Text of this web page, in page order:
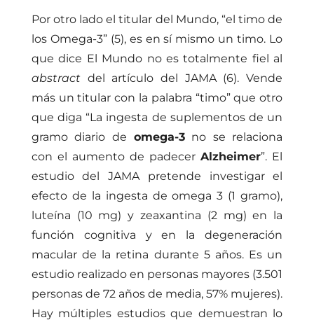
Por otro lado el titular del Mundo, “el timo de
los Omega-3” (5), es en sí mismo un timo. Lo
que dice El Mundo no es totalmente fiel al
abstractdel artículo del JAMA (6). Vende
más un titular con la palabra “timo” que otro
que diga “La ingesta de suplementos de un
gramo diario de omega-3no se relaciona
con el aumento de padecerAlzheimer”. El
estudio del JAMA pretende investigar el
efecto de la ingesta de omega 3 (1 gramo),
luteína (10 mg) y zeaxantina (2 mg) en la
función cognitiva y en la degeneración
macular de la retina durante 5 años. Es un
estudio realizado en personas mayores (3.501
personas de 72 años de media, 57% mujeres).
Hay múltiples estudios que demuestran lo